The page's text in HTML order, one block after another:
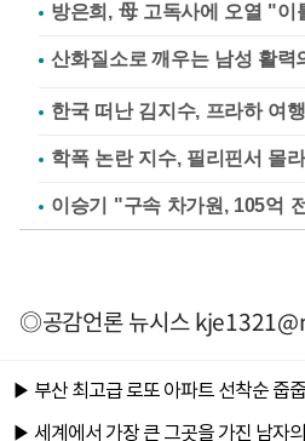
방은희, 母 고독사에 오열 "이
한국 떠난 김지수, 프라하 여
학폭 논란 지수, 필리핀서 몰
이승기 "구속 차가원, 105억
◎공감언론 뉴시스